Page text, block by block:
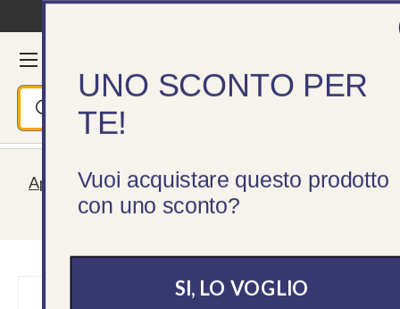
Passa ai contenuti
Cerca
Cerca
Cerca Accedi
Menu
Aperti tutta l'estate! Spedizioni sempre garantite,
servizio clienti lun - ven 09 - 18
UNO SCONTO PER
TE!
Vuoi acquistare questo prodotto
con uno sconto?
SI, LO VOGLIO